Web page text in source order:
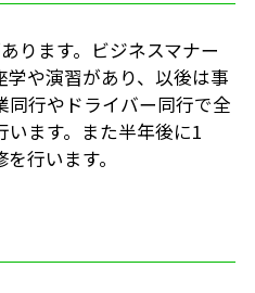
ります。ビジネスマナー
や演習があり、以後は事
行やドライバー同行で全
ます。また半年後に1
行います。